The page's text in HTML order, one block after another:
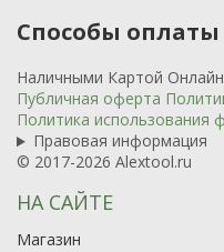
Способы оплаты
Наличными Картой Онлайн
Публичная оферта
Политика использования
Правовая информация
© 2017-2026 Alextool.ru
НА САЙТЕ
Магазин